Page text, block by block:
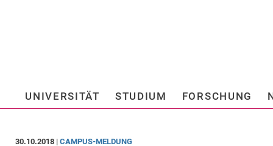
Springe direkt zu:
UNIVERSITÄT STUDIUM FORSCHUNG
30.10.2018 |CAMPUS-MELDUNG